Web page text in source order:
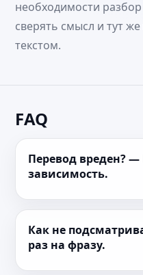
необходимости
сверять смысл и тут
текстом.
FAQ
Перевод вреден? —
зависимость.
Как не
раз на фразу.